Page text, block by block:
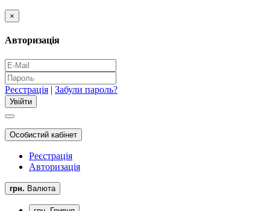
×
Авторизація
Реєстрація | Забули пароль?
Особистий кабінет
Реєстрація
Авторизація
грн. Валюта